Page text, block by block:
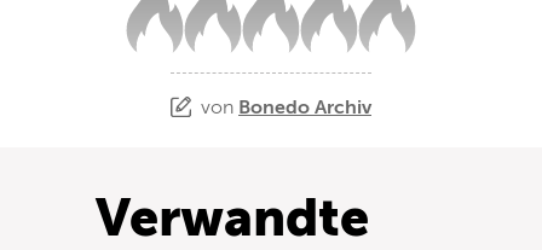
von Bonedo Archiv
Verwandte